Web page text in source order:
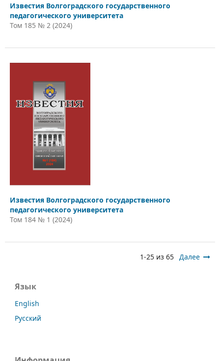
Известия Волгоградского государственного
педагогического университета
Том 185 № 2 (2024)
Известия Волгоградского государственного
педагогического университета
Том 184 № 1 (2024)
1-25 из 65 Далее
Язык
English
Русский